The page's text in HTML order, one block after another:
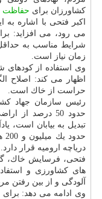
كشاورزان برای حفاظت
اكبر فتحی با اشاره به
می رود، می افزاید:
زمان نیاز است.
وی استفاده از كودهای
اظهار می كند: اصلاح
حراست از خاك است.
رئیس سازمان جهاد
حدود 50 درصد
تبدیل به بیابان است،
دریاچه ارومیه قرار دارد.
فتحی، فرسایش خاك،
های كشاورزی و
آلودگی و از بین رفتن
وی ادامه می دهد: برای